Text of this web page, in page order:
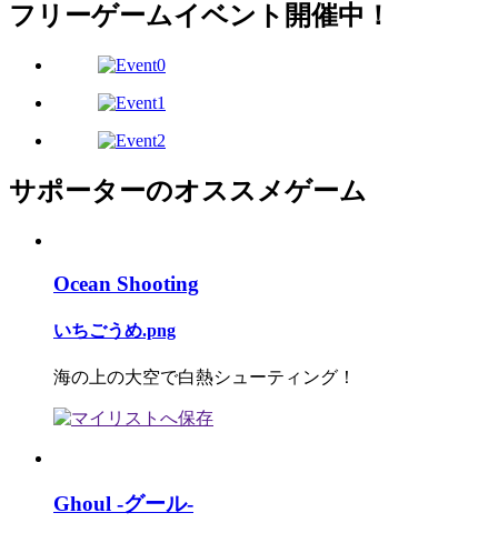
フリーゲームイベント開催中！
サポーターのオススメゲーム
Ocean Shooting
いちごうめ.png
海の上の大空で白熱シューティング！
Ghoul -グール-